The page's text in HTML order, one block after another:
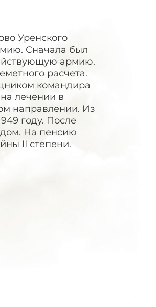
Уренского
Сначала был
армию.
расчета.
командира
лечении в
направлении. Из
году. После
На пенсию
II степени.